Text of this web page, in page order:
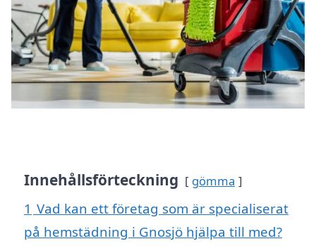
Innehållsförteckning gömma
1 Vad kan ett företag som är specialiserat
på hemstädning i Gnosjö hjälpa till med?